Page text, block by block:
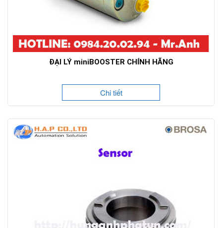
ĐẠI LÝ miniBOOSTER CHÍNH HÃNG
Chi tiết